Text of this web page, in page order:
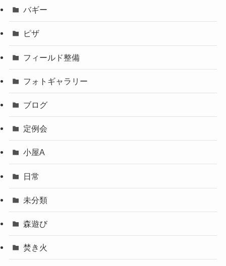
バギー
ピザ
フィールド整備
フォトギャラリー
ブログ
定例会
小屋A
日常
未分類
森遊び
焚き火